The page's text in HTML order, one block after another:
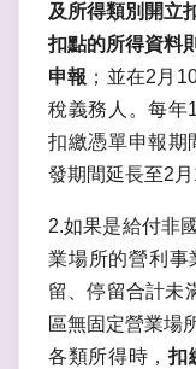
及所得類別開立
扣點的所得資料
申報 ；並在2月
稅義務人。每年
扣繳憑單申報期
發期間延長至2月
2.如果是給付非
業場所的營利事
留、停留合計未
區無固定營業場
各類所得時，扣